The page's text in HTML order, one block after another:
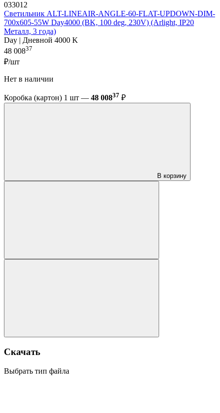
033012
Светильник ALT-LINEAIR-ANGLE-60-FLAT-UPDOWN-DIM-
700x605-55W Day4000 (BK, 100 deg, 230V) (Arlight, IP20
Металл, 3 года)
Day | Дневной 4000 K
48 00837
₽/шт
Нет в наличии
Коробка (картон) 1 шт — 48 00837 ₽
В корзину
Скачать
Выбрать тип файла